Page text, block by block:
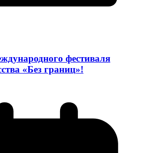
фестиваля
«Без границ»!